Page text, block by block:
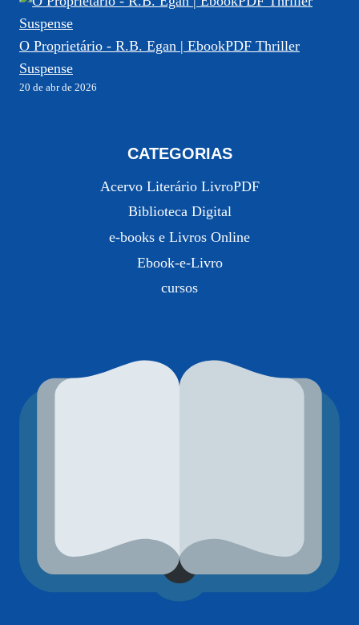
O Proprietário - R.B. Egan | EbookPDF Thriller
Suspense
20 de abr de 2026
CATEGORIAS
Acervo Literário LivroPDF
Biblioteca Digital
e-books e Livros Online
Ebook-e-Livro
cursos